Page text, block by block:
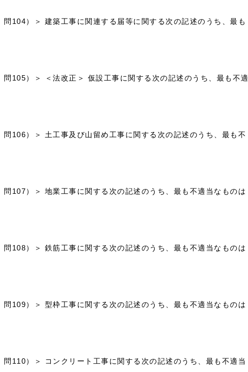
104）＞ 建築工事に関連する届等に関する次の記述のうち、最も
105）＞ ＜法改正＞ 仮設工事に関する次の記述のうち、最も不適
106）＞ 土工事及び山留め工事に関する次の記述のうち、最も不
107）＞ 地業工事に関する次の記述のうち、最も不適当なものは
108）＞ 鉄筋工事に関する次の記述のうち、最も不適当なものは
109）＞ 型枠工事に関する次の記述のうち、最も不適当なものは
110）＞ コンクリート工事に関する次の記述のうち、最も不適当